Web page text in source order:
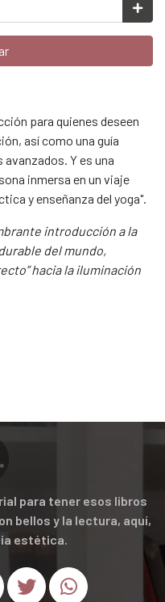
para quienes deseen
así como una guía
Y es una
inmersa en un viaje
y enseñanza del yoga".
introducción a la
del mundo,
hacia la iluminación
para tener esos libros
bellos y la lectura, aquí,
estética.